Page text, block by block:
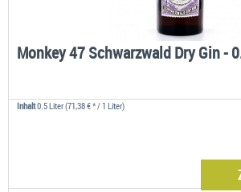
Monkey 47 Schwarzwald Dry Gin -
Inhalt0.5 Liter(71,38 € * / 1 Liter)